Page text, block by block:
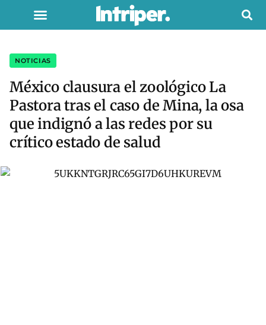
NOTICIAS
México clausura el zoológico La
Pastora tras el caso de Mina, la osa
que indignó a las redes por su
crítico estado de salud